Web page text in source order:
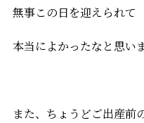
無事この日を迎えられて
本当によかったなと思い
また、ちょうどご出産前